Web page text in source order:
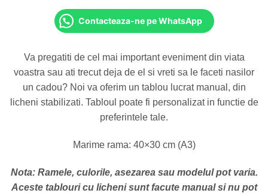
Contacteaza-ne pe WhatsApp
Va pregatiti de cel mai important eveniment din viata
voastra sau ati trecut deja de el si vreti sa le faceti nasilor
un cadou? Noi va oferim un tablou lucrat manual, din
licheni stabilizati. Tabloul poate fi personalizat in functie de
preferintele tale.
Marime rama: 40×30 cm (A3)
Nota: Ramele, culorile, asezarea sau modelul pot varia.
Aceste tablouri cu licheni sunt facute manual si nu pot